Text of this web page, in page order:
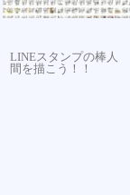
LINEスタンプの棒人
間を描こう！！